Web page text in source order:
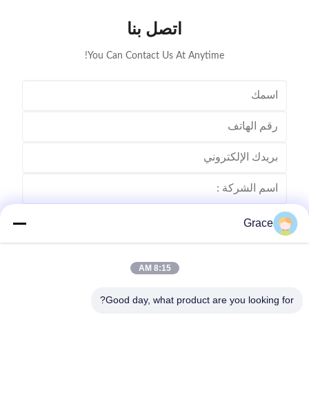
اتصل بنا
You Can Contact Us At Anytime!
ارسل
Grace
8:15 AM
Good day, what product are you looking for?